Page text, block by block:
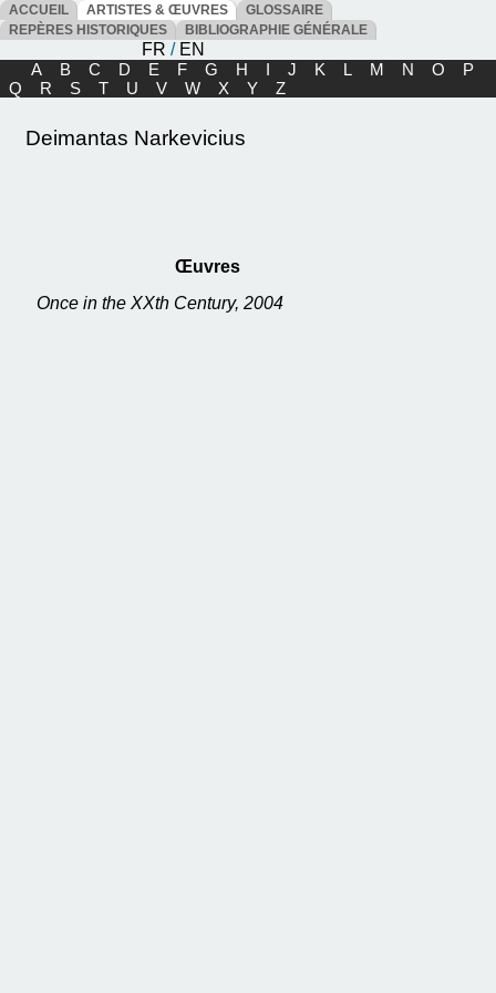
ACCUEIL ARTISTES & ŒUVRES
GLOSSAIRE
REPÈRES HISTORIQUES
BIBLIOGRAPHIE GÉNÉRALE
FR / EN
A
B C D E F G H I J K L M N O
P
Q
R S T U V W X Y Z